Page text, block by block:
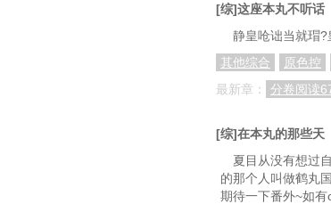
[综]这座本丸不听话
静皇呛诎当就瑁?
其他综合
原色控
最新章：
分卷阅读
[综]在本丸的那些天
夏目从没有想过
的那个人叫做鹤丸
期待一下番外~如